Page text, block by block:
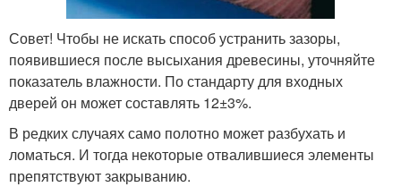
Совет! Чтобы не искать способ устранить зазоры,
появившиеся после высыхания древесины, уточняйте
показатель влажности. По стандарту для входных
дверей он может составлять 12±3%.
В редких случаях само полотно может разбухать и
ломаться. И тогда некоторые отвалившиеся элементы
препятствуют закрыванию.